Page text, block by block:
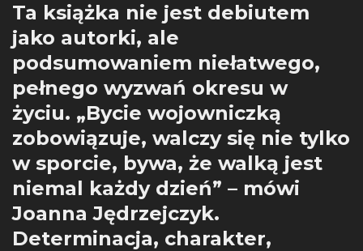
Ta książka nie jest debiutem
jako autorki, ale
podsumowaniem niełatwego,
pełnego wyzwań okresu w
życiu. „Bycie wojowniczką
zobowiązuje, walczy się nie tylko
w sporcie, bywa, że walką jest
niemal każdy dzień” – mówi
Joanna Jędrzejczyk.
Determinacja, charakter,